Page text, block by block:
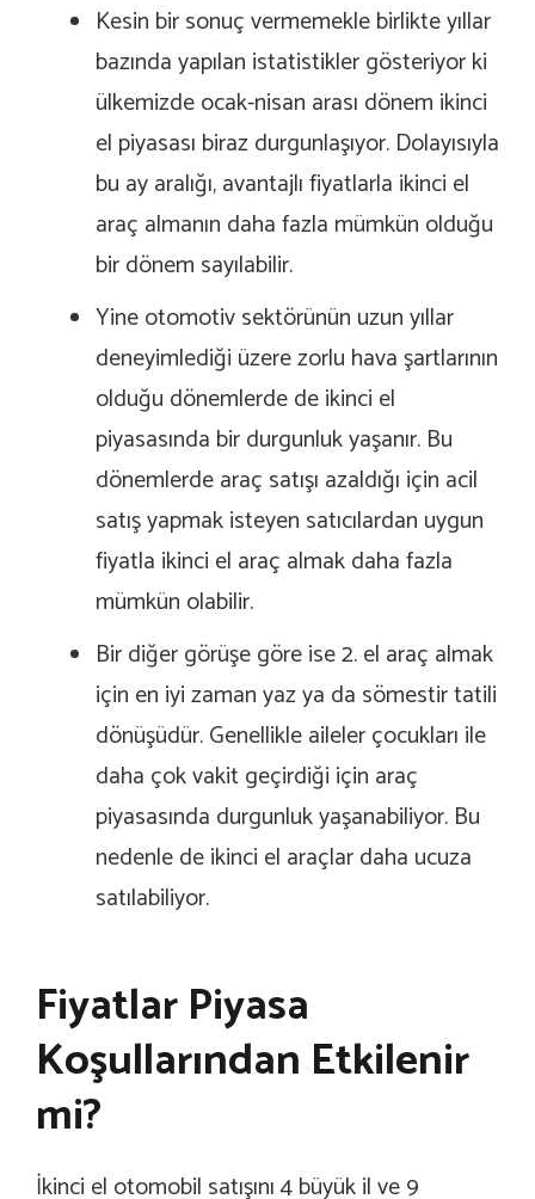
Kesin bir sonuç vermemekle birlikte yıllar
bazında yapılan istatistikler gösteriyor ki
ülkemizde ocak-nisan arası dönem ikinci
el piyasası biraz durgunlaşıyor. Dolayısıyla
bu ay aralığı, avantajlı fiyatlarla ikinci el
araç almanın daha fazla mümkün olduğu
bir dönem sayılabilir.
Yine otomotiv sektörünün uzun yıllar
deneyimlediği üzere zorlu hava şartlarının
olduğu dönemlerde de ikinci el
piyasasında bir durgunluk yaşanır. Bu
dönemlerde araç satışı azaldığı için acil
satış yapmak isteyen satıcılardan uygun
fiyatla ikinci el araç almak daha fazla
mümkün olabilir.
Bir diğer görüşe göre ise 2. el araç almak
için en iyi zaman yaz ya da sömestir tatili
dönüşüdür. Genellikle aileler çocukları ile
daha çok vakit geçirdiği için araç
piyasasında durgunluk yaşanabiliyor. Bu
nedenle de ikinci el araçlar daha ucuza
satılabiliyor.
Fiyatlar Piyasa
Koşullarından Etkilenir
mi?
İkinci el otomobil satışını 4 büyük il ve 9